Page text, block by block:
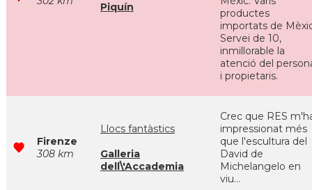
Piquín
productes
importats de
Servei de 10,
inmillorable la
atenció del
i propietaris.
Firenze
308 km
Llocs fantàstics
Galleria
dell\'Accademia
Crec que RES
impressionat més
que l'escultura del
David de
Michelangelo en
viu...